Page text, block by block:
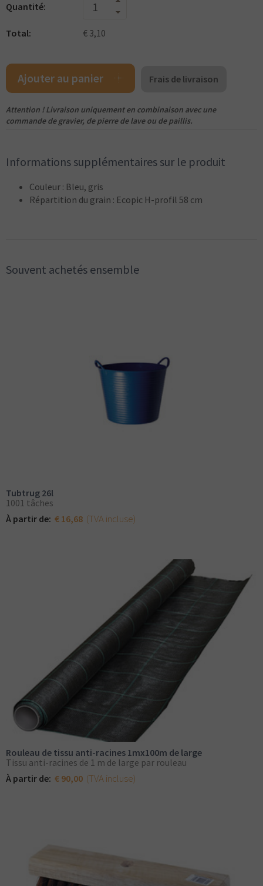
Quantité:
Total: € 3,10
Ajouter au panier Frais de livraison
Attention ! Livraison uniquement en combinaison avec une
commande de gravier, de pierre de lave ou de paillis.
Informations supplémentaires sur le produit
Couleur : Bleu, gris
Répartition du grain : Ecopic H-profil 58 cm
Souvent achetés ensemble
Tubtrug 26l
1001 tâches
À partir de: € 16,68 (TVA incluse)
Rouleau de tissu anti-racines 1mx100m de large
Tissu anti-racines de 1 m de large par rouleau
À partir de: € 90,00 (TVA incluse)